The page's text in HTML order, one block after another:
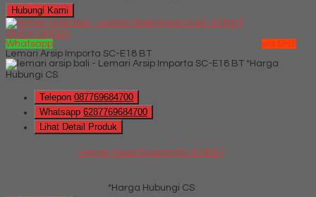
Hubungi Kami
QUICK ORDER
Whatsapp
via SMS
Lemari Arsip Importa SC-E18 BT
*Harga
Hubungi CS
Telepon 087769684700
Whatsapp 6287769684700
Lihat Detail Produk
Lemari Arsip Importa SC-E18 BT
*Harga Hubungi CS